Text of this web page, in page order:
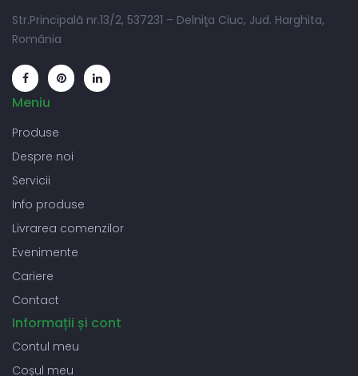
Str.Principală nr.13/2, 537231 – Delniţa Ciuc, Jud. Harghita,
România
Meniu
Produse
Despre noi
Servicii
Info produse
Livrarea comenzilor
Evenimente
Cariere
Contact
Informații și cont
Contul meu
Coșul meu